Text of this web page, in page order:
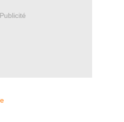
Publicité